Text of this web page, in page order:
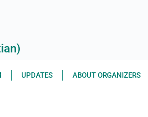
UPDATES ABOUT ORGANIZERS